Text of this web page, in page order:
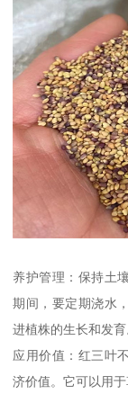
养护管理：保持土
期间，要定期浇水
进植株的生长和发
应用价值：红三叶
济价值。它可以用